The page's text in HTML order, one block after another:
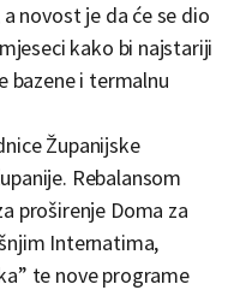
novost je da će se dio
kako bi najstariji
bazene i termalnu
Županijske
Rebalansom
proširenje Doma za
Internatima,
te nove programe